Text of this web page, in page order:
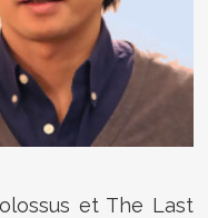
et The Last